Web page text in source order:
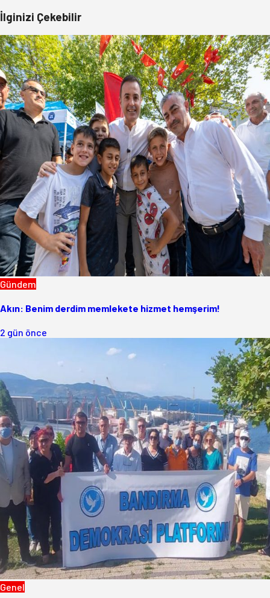
İlginizi Çekebilir
Gündem
Akın: Benim derdim memlekete hizmet hemşerim!
2 gün önce
Genel